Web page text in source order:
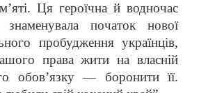
Ця героїчна й водночас
знаменувала початок нової
пробудження українців,
права жити на власній
обов’язку — боронити її.